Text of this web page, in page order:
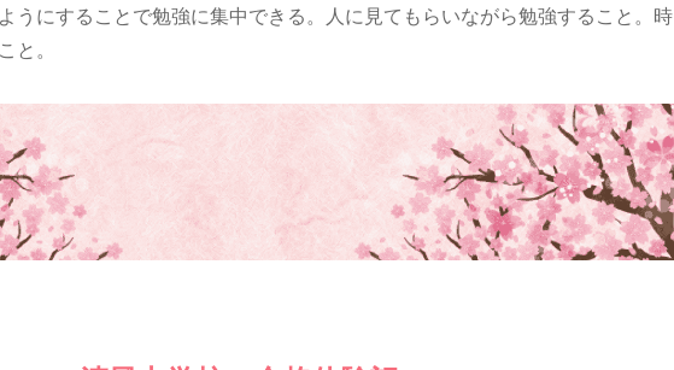
うにすることで勉強に集中できる。人に見てもらいながら勉強すること。時
と。